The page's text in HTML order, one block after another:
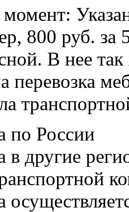
800 руб. за
В нее
перевозка
по России
в другие